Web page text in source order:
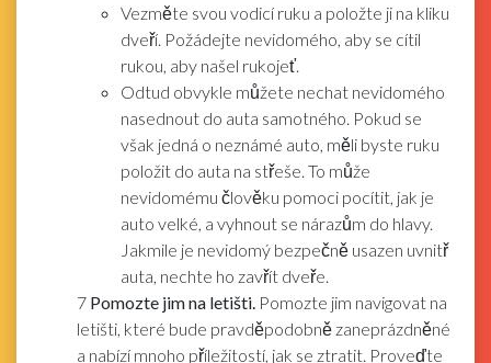
Vezměte svou vodicí ruku a položte ji na kliku
dveří. Požádejte nevidomého, aby se cítil
rukou, aby našel rukojeť.
Odtud obvykle můžete nechat nevidomého
nasednout do auta samotného. Pokud se
však jedná o neznámé auto, měli byste ruku
položit do auta na střeše. To může
nevidomému člověku pomoci pocítit, jak je
auto velké, a vyhnout se nárazům do hlavy.
Jakmile je nevidomý bezpečně usazen uvnitř
auta, nechte ho zavřít dveře.
7 Pomozte jim na letišti. Pomozte jim navigovat na
letišti, které bude pravděpodobně zaneprázdněné
a nabízí mnoho příležitostí, jak se ztratit. Proveďte